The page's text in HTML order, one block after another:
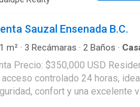
toda la planta baja. Al ingresar, te
seguido de un jacuzzi y
Desde aquí, unas
llevarán al segundo nivel, donde
cava de piedra, una
Sauzal Ensenada B.C.
1 m² · 3 Recámaras · 2 Baños ·
Alberca
·Electricidad·
·Jacuzzi·Vista panorámica·
en
controlado 24 horas,
confort y una excelente